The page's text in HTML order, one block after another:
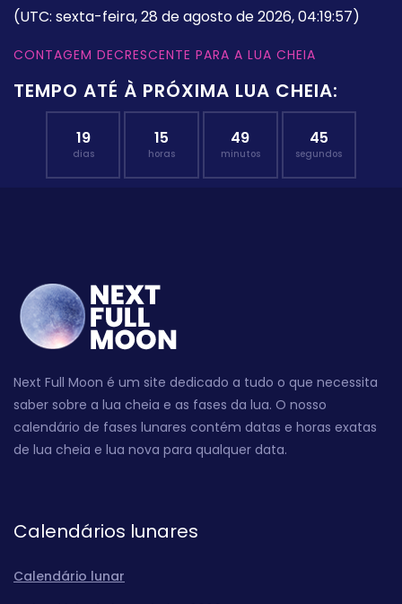
(UTC: sexta-feira, 28 de agosto de 2026, 04:19:57)
CONTAGEM DECRESCENTE PARA A LUA CHEIA
TEMPO ATÉ À PRÓXIMA LUA CHEIA:
19
dias
15
horas
49
minutos
44
segundos
Next Full Moon é um site dedicado a tudo o que necessita
saber sobre a lua cheia e as fases da lua. O nosso
calendário de fases lunares contém datas e horas exatas
de lua cheia e lua nova para qualquer data.
Calendários lunares
Calendário lunar